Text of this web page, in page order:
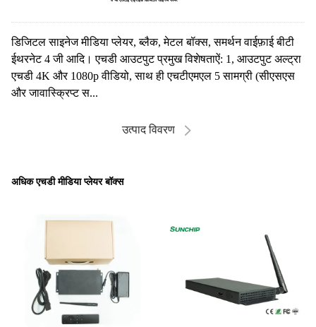
डिजिटल साइनेज मीडिया प्लेयर, ब्लैक, मेटल बॉक्स, समर्थन वाईफ़ाई बीटी
ईथरनेट 4 जी आदि। एचडी आउटपुट प्रमुख विशेषताऐं: 1, आउटपुट अल्ट्रा
एचडी 4K और 1080p वीडियो, साथ ही एचटीएमएल 5 सामग्री (सीएसएस
और जावास्क्रिप्ट स...
उत्पाद विवरण
अधिक एचडी मीडिया प्लेयर बॉक्स